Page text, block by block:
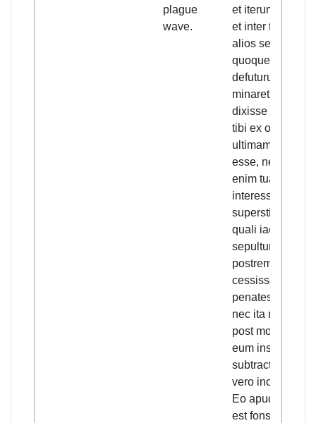
plague
wave.
et iterum instaret
et inter terrores
alios sepulcrum
quoque tibi
defuturum
minaretur,
dixisse te illam
tibi ex omnibus
ultimam curam
esse, neque
enim tua
interesse sed
superstitum
quali iaceas
sepultura; illum
postremo
cessisse ad
penates patrios
nec ita multo
post morte illuc
eum insequente
subtractum, te
vero incolumem,
Eo apud quem
est fons vite